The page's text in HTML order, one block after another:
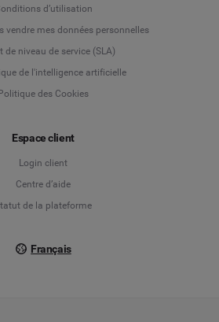
d’utilisation
vendre mes données personnelles
de niveau de service (SLA)
de l'intelligence artificielle
des Cookies
Espace client
Login client
Centre d’aide
de la plateforme
Français
Deutsch